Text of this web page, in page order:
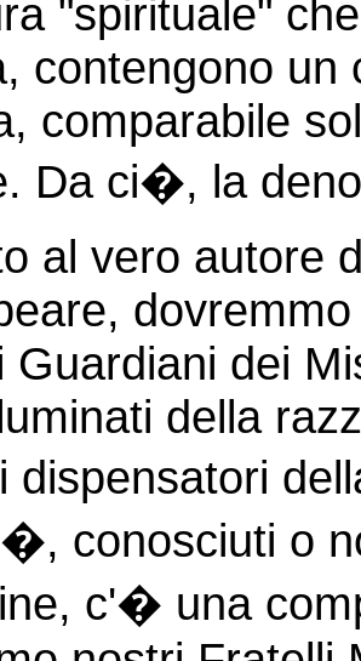
"spirituale"
contengono un
comparabile
Da ci�, la
al vero autore
Guardiani dei
della
dispensatori
conosciuti o
c'� una